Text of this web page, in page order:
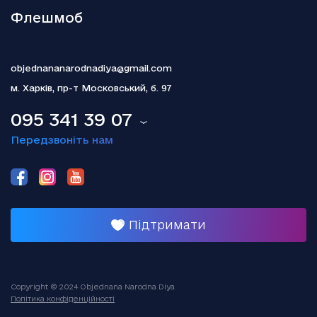
Флешмоб
095 341 39 07
Передзвоніть нам
objednananarodnadiya@gmail.com
м. Харків, пр-т Московський, б. 97
Підтримати
Copyright © 2024 Objednana Narodna Diya
Політика конфіденційності